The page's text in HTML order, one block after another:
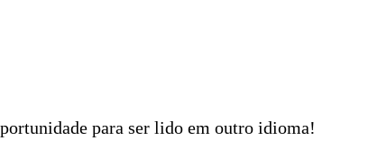
para ser lido em outro idioma!